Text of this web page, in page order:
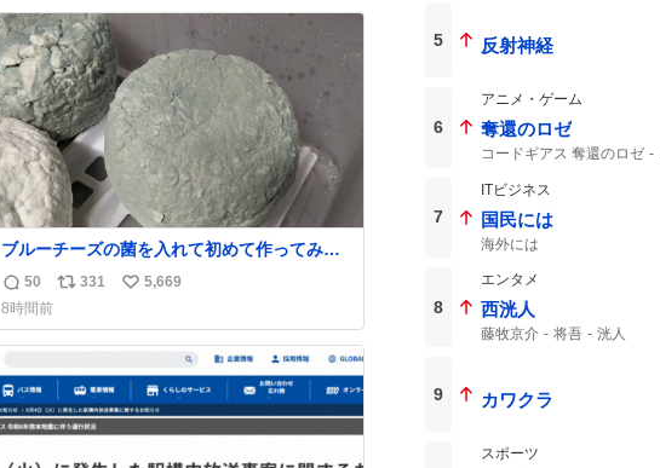
数
ス
ト
数
ね
数
ブルーチーズの菌を入れて初めて作ってみた
チーズなんだけど 本能でちょっとヤバいと思
っちゃう見た目だな
返
信
数
50
リ
ス
数
331
い
ね
5,669
8時間前
5 反射神経
6
アニメ・ゲーム
奪還のロゼ
コードギアス 奪還のロゼ
7
ITビジネス
国民には
海外には
8
エンタメ
西洸人
藤牧京介 将吾
洸人
9 カワクラ
スポーツ